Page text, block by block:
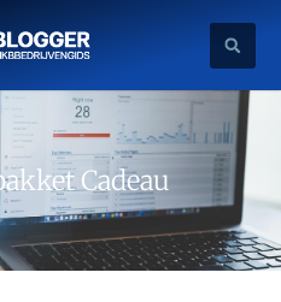
Cadeau